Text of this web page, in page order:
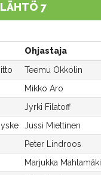
7
Ohjastaja
Teemu Okkolin
Mikko Aro
Jyrki Filatoff
Jussi Miettinen
Peter Lindroos
Marjukka Mahlamäki